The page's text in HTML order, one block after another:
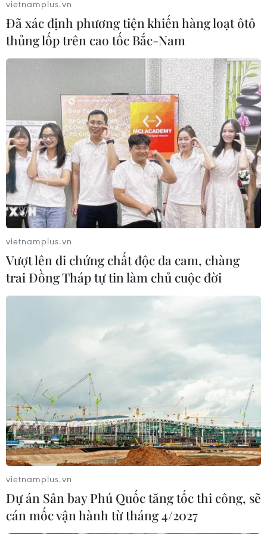
Tây Bắc Bộ và khu vực miền Trung tiếp tục
Dự báo ngày 19/4, thủ đô Hà Nội nhiều mây, sáng có
mưa nhỏ, mưa phùn và sương mù nhẹ rải rác, trưa
chiều giảm mây trời nắng; gió Đông Nam đến Nam cấp
2-3, nhiệt độ thấp nhất 24-26 độ C.
Nắng nóng gay gắt ở nhiều khu vực kéo dài
đến ngày 23/4
18/04/2023 23:45
Các chuyên gia nhận định nắng nóng gay gắt ở phía
Tây Bắc Bộ, khu vực từ Thanh Hóa đến Phú Yên và nắng
nóng ở phía Đông Bắc Bộ có khả năng kéo dài đến
khoảng ngày 23/4.
vietnamplus.vn
Đã xác định phương tiện khiến hàng loạt ôtô
thủng lốp trên cao tốc Bắc-Nam
vietnamplus.vn
Vượt lên di chứng chất độc da cam, chàng
trai Đồng Tháp tự tin làm chủ cuộc đời
vietnamplus.vn
Dự án Sân bay Phú Quốc tăng tốc thi công, sẽ
cán mốc vận hành từ tháng 4/2027